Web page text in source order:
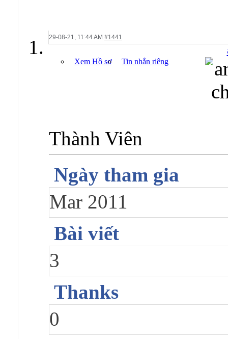
29-08-21, 11:44 AM #1441
Xem Hồ sơ Tin nhắn riêng
Thành Viên
Ngày tham gia
Mar 2011
Bài viết
3
Thanks
0